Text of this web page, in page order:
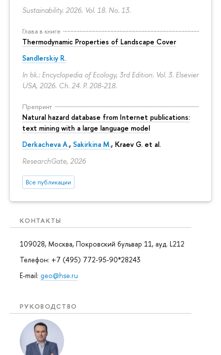
Sustainability. 2026. Vol. 18. No. 13.
Глава в книге
Thermodynamic Properties of Landscape Cover
Sandlerskiy R.
In bk.: Encyclopedia of Ecology, 3rd Edition. Vol. 3. Elsevier
USA, 2026. Ch. 24. P. 208-218.
Препринт
Natural hazard database from Internet publications:
text mining with a large language model
Derkacheva A., Sakirkina M., Kraev G. et al.
ResearchGate, 2026
Все публикации
КОНТАКТЫ
109028, Москва, Покровский бульвар 11, ауд. L212
Телефон: +7 (495) 772-95-90*28243
E-mail: geo@hse.ru
РУКОВОДСТВО